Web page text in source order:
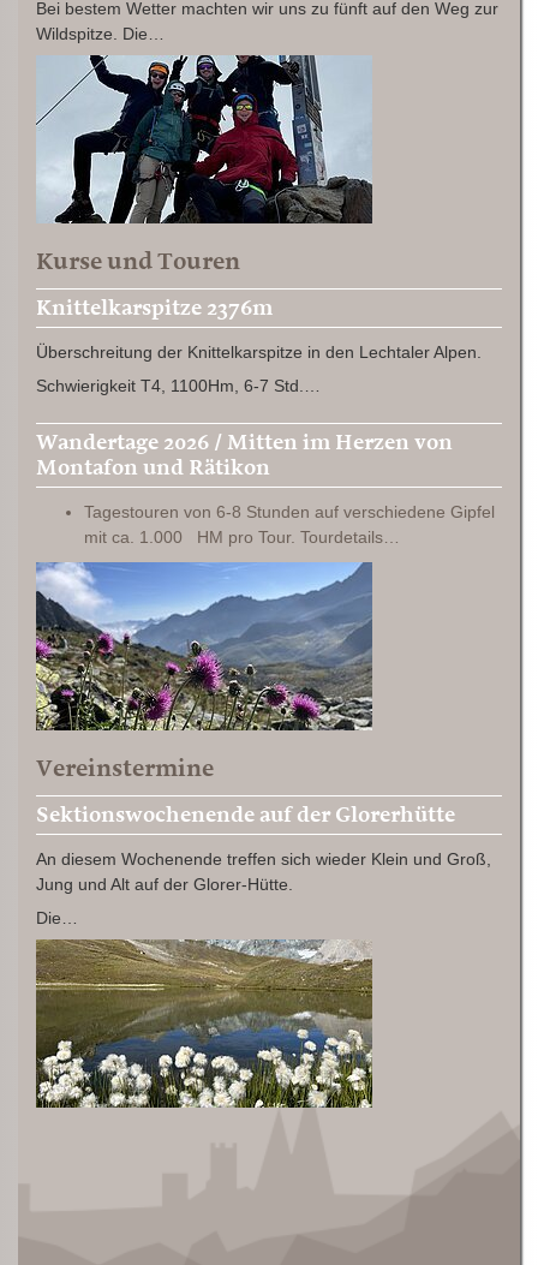
Bei bestem Wetter machten wir uns zu fünft auf den Weg zur
Wildspitze. Die…
Kurse und Touren
Knittelkarspitze 2376m
Überschreitung der Knittelkarspitze in den Lechtaler Alpen.
Schwierigkeit T4, 1100Hm, 6-7 Std.…
Wandertage 2026 / Mitten im Herzen von
Montafon und Rätikon
Tagestouren von 6-8 Stunden auf verschiedene Gipfel
mit ca. 1.000 HM pro Tour. Tourdetails…
Vereinstermine
Sektionswochenende auf der Glorerhütte
An diesem Wochenende treffen sich wieder Klein und Groß,
Jung und Alt auf der Glorer-Hütte.
Die…